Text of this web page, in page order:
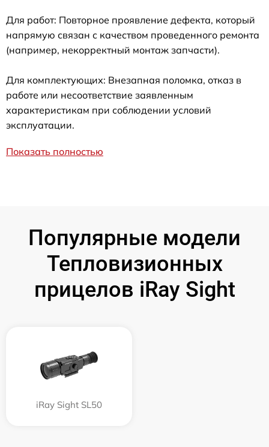
Для работ: Повторное проявление дефекта, который
напрямую связан с качеством проведенного ремонта
(например, некорректный монтаж запчасти).
Для комплектующих: Внезапная поломка, отказ в
работе или несоответствие заявленным
характеристикам при соблюдении условий
эксплуатации.
Показать полностью
Популярные модели
Тепловизионных
прицелов iRay Sight
iRay Sight SL50